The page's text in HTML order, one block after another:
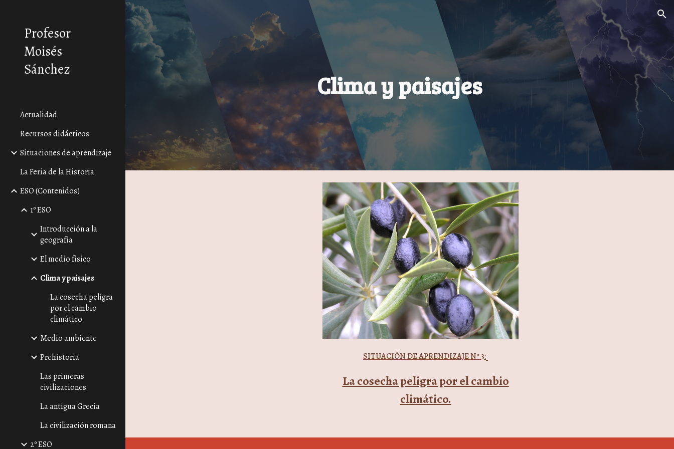
Skip to main content Skip to navigation
Profesor
Moisés
Sánchez
Actualidad
Recursos didácticos
Situaciones de aprendizaje
La Feria de la Historia
ESO (Contenidos)
1º ESO
Introducción a la
geografía
El medio físico
Clima y paisajes
La cosecha peligra
por el cambio
climático
Medio ambiente
Prehistoria
Las primeras
civilizaciones
La antigua Grecia
La civilización romana
2º ESO
Clima y paisajes
SITUACIÓN DE APRENDIZAJE Nº3:
La cosecha peligra por el cambio
climático.